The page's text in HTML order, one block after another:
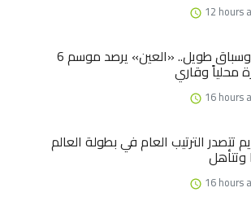
12 hours
6 بطولات وسباق طويل.. «العين» يرصد موسم
16 hours
تتصدر الترتيب العام في بطولة العالم
16 hours